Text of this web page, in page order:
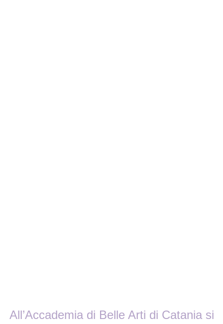
All’Accademia di Belle Arti di Catania si